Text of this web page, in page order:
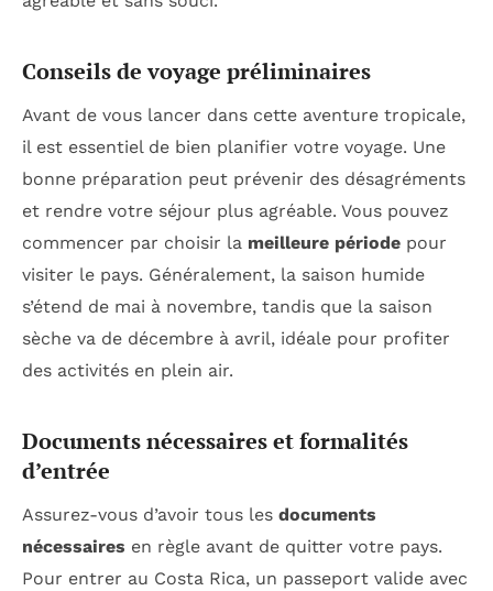
Conseils de voyage préliminaires
Avant de vous lancer dans cette aventure tropicale,
il est essentiel de bien planifier votre voyage. Une
bonne préparation peut prévenir des désagréments
et rendre votre séjour plus agréable. Vous pouvez
commencer par choisir la meilleure période pour
visiter le pays. Généralement, la saison humide
s’étend de mai à novembre, tandis que la saison
sèche va de décembre à avril, idéale pour profiter
des activités en plein air.
Documents nécessaires et formalités
d’entrée
Assurez-vous d’avoir tous les documents
nécessaires en règle avant de quitter votre pays.
Pour entrer au Costa Rica, un passeport valide avec